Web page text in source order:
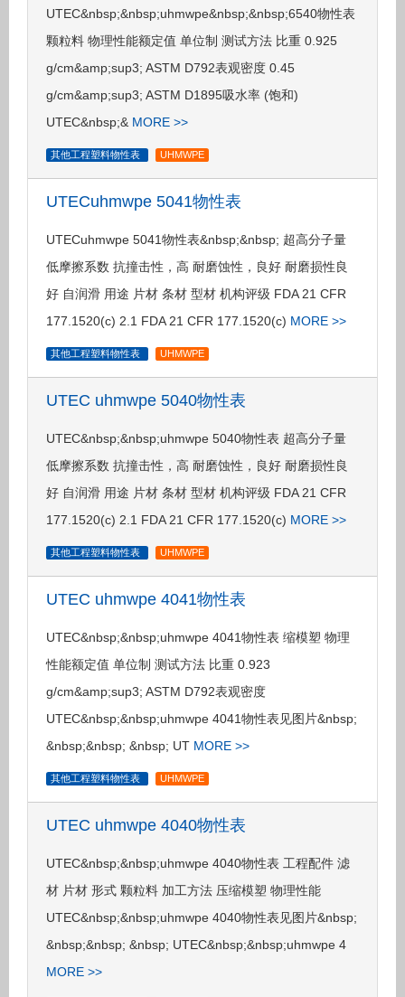
UTEC&nbsp;&nbsp;uhmwpe&nbsp;&nbsp;6540物性表
颗粒料 物理性能额定值 单位制 测试方法 比重 0.925
g/cm&amp;sup3; ASTM D792表观密度 0.45
g/cm&amp;sup3; ASTM D1895吸水率 (饱和)
UTEC&nbsp;& MORE >>
其他工程塑料物性表 UHMWPE
UTECuhmwpe 5041物性表
UTECuhmwpe 5041物性表&nbsp;&nbsp; 超高分子量
低摩擦系数 抗撞击性，高 耐磨蚀性，良好 耐磨损性良
好 自润滑 用途 片材 条材 型材 机构评级 FDA 21 CFR
177.1520(c) 2.1 FDA 21 CFR 177.1520(c) MORE >>
其他工程塑料物性表 UHMWPE
UTEC uhmwpe 5040物性表
UTEC&nbsp;&nbsp;uhmwpe 5040物性表 超高分子量
低摩擦系数 抗撞击性，高 耐磨蚀性，良好 耐磨损性良
好 自润滑 用途 片材 条材 型材 机构评级 FDA 21 CFR
177.1520(c) 2.1 FDA 21 CFR 177.1520(c) MORE >>
其他工程塑料物性表 UHMWPE
UTEC uhmwpe 4041物性表
UTEC&nbsp;&nbsp;uhmwpe 4041物性表 缩模塑 物理
性能额定值 单位制 测试方法 比重 0.923
g/cm&amp;sup3; ASTM D792表观密度
UTEC&nbsp;&nbsp;uhmwpe 4041物性表见图片&nbsp;
&nbsp;&nbsp; &nbsp; UT MORE >>
其他工程塑料物性表 UHMWPE
UTEC uhmwpe 4040物性表
UTEC&nbsp;&nbsp;uhmwpe 4040物性表 工程配件 滤
材 片材 形式 颗粒料 加工方法 压缩模塑 物理性能
UTEC&nbsp;&nbsp;uhmwpe 4040物性表见图片&nbsp;
&nbsp;&nbsp; &nbsp; UTEC&nbsp;&nbsp;uhmwpe 4
MORE >>